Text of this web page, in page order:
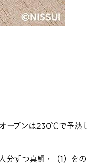
ーブンは230℃で予熱し
ずつ真鯛・（1）をの